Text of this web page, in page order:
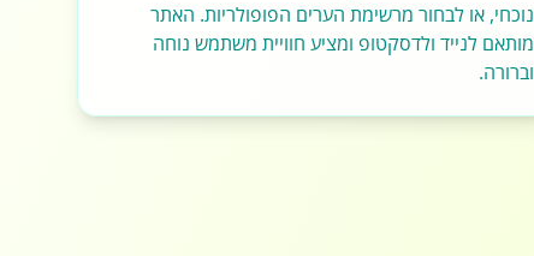
נוכחי, או לבחור מרשימת הערים הפופולריות. האתר
מותאם לנייד ולדסקטופ ומציע חוויית משתמש נוחה
וברורה.